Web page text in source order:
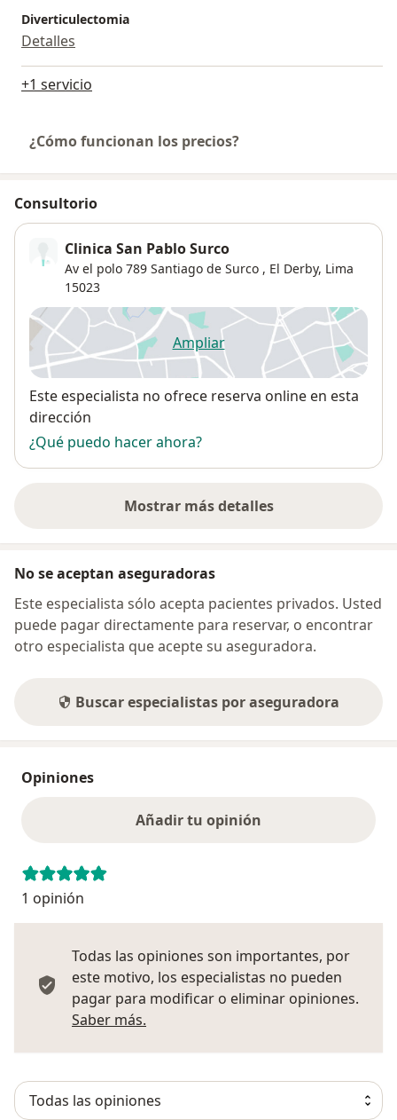
Diverticulectomia
Detalles
+1 servicio
¿Cómo funcionan los precios?
Consultorio
Clinica San Pablo Surco
Av el polo 789 Santiago de Surco , El Derby, Lima
15023
Ampliarse abre en una nueva
Disponibilidad
Este especialista no ofrece reserva online en esta
dirección
¿Qué puedo hacer ahora?
Mostrar más detalles
sobre la dirección
No se aceptan aseguradoras
Este especialista sólo acepta pacientes privados. Usted
puede pagar directamente para reservar, o encontrar
otro especialista que acepte su aseguradora.
Buscar especialistas por aseguradora
Opiniones
Añadir tu opinión
1 opinión
Todas las opiniones son importantes, por
este motivo, los especialistas no pueden
pagar para modificar o eliminar opiniones.
Saber más.